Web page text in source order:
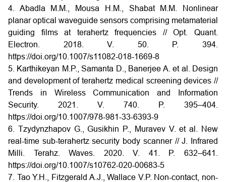
4. Abadla M.M., Mousa H.M., Shabat M.M. Nonlinear
planar optical waveguide sensors comprising metamaterial
guiding films at terahertz frequencies // Opt. Quant.
Electron. 2018. V. 50. P. 394.
https://doi.org/10.1007/s11082-018-1669-8
5. Karthikeyan M.P., Samanta D., Banerjee A. et al. Design
and development of terahertz medical screening devices //
Trends in Wireless Communication and Information
Security. 2021. V. 740. P. 395–404.
https://doi.org/10.1007/978-981-33-6393-9
6. Tzydynzhapov G., Gusikhin P., Muravev V. et al. New
real-time sub-terahertz security body scanner // J. Infrared
Milli. Terahz. Waves. 2020. V. 41. P. 632–641.
https://doi.org/10.1007/s10762-020-00683-5
7. Tao Y.H., Fitzgerald A.J., Wallace V.P. Non-contact, non-